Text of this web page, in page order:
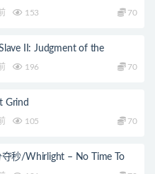
153 70
II: Judgment of the
196 70
Grind
105 70
秒/Whirlight – No Time To